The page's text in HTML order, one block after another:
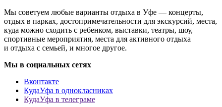
Мы советуем любые варианты отдыха в Уфе — концерты,
отдых в парках, достопримечательности для экскурсий, места,
куда можно сходить с ребенком, выставки, театры, шоу,
спортивные мероприятия, места для активного отдыха
и отдыха с семьей, и многое другое.
Мы в социальных сетях
Вконтакте
КудаУфа в однокласниках
КудаУфа в телеграме